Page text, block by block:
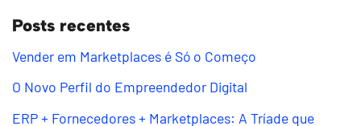
Posts recentes
Vender em Marketplaces é Só o Começo
O Novo Perfil do Empreendedor Digital
ERP + Fornecedores + Marketplaces: A Tríade que